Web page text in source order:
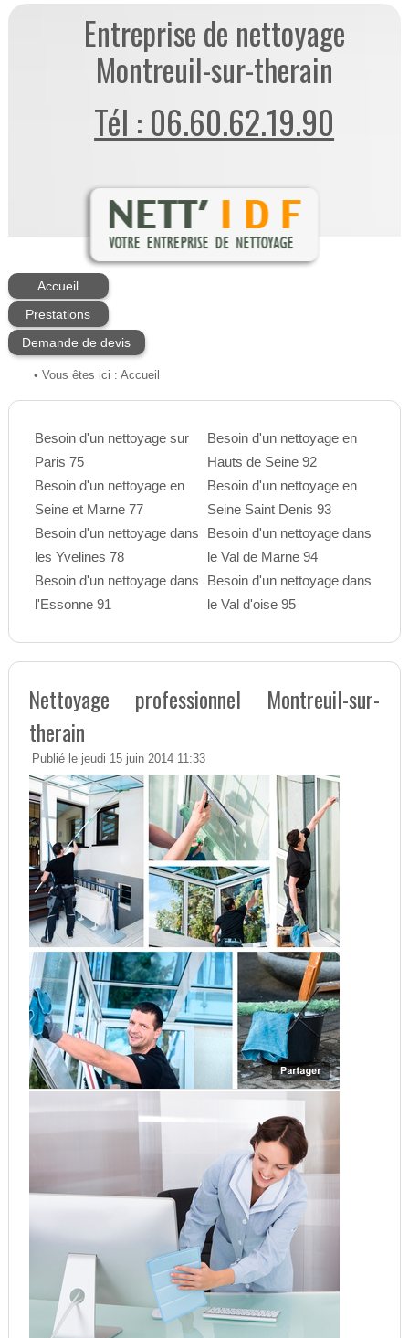
Entreprise de nettoyage
Montreuil-sur-therain
Tél : 06.60.62.19.90
Accueil
Prestations
Demande de devis
• Vous êtes ici : Accueil
Besoin d'un nettoyage sur
Paris 75
Besoin d'un nettoyage en
Seine et Marne 77
Besoin d'un nettoyage dans
les Yvelines 78
Besoin d'un nettoyage dans
l'Essonne 91
Besoin d'un nettoyage en
Hauts de Seine 92
Besoin d'un nettoyage en
Seine Saint Denis 93
Besoin d'un nettoyage dans
le Val de Marne 94
Besoin d'un nettoyage dans
le Val d'oise 95
Nettoyage professionnel Montreuil-sur-
therain
Publié le jeudi 15 juin 2014 11:33